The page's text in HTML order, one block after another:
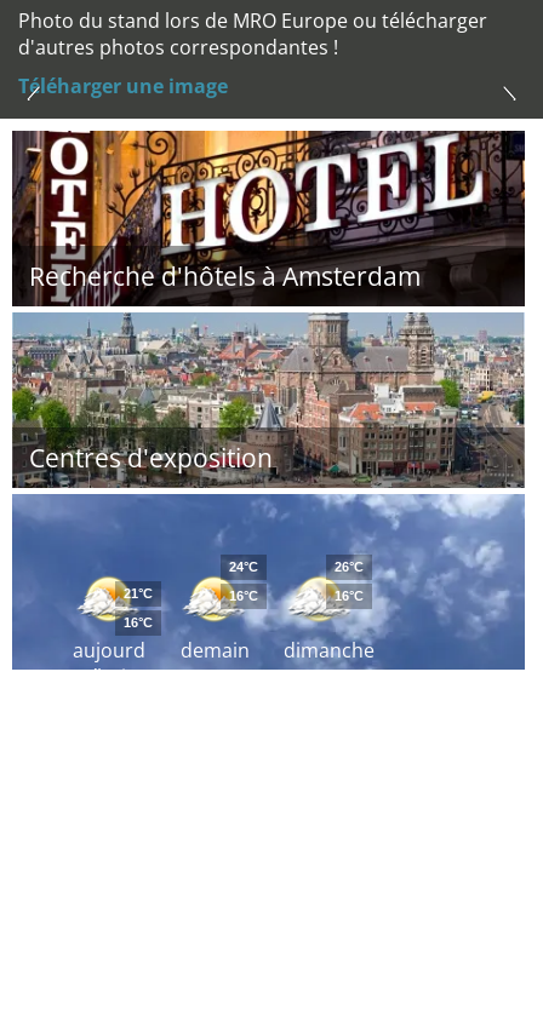
Photo du stand lors de MRO Europe ou télécharger
d'autres photos correspondantes !
Téléharger une image
Recherche d'hôtels à Amsterdam
Centres d'exposition
aujourd
´hui
21°C
16°C
demain
24°C
16°C
dimanche
26°C
16°C